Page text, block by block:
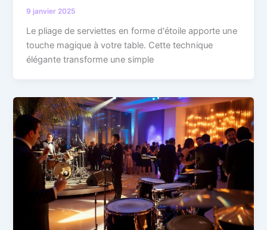
9 janvier 2025
Le pliage de serviettes en forme d'étoile apporte une
touche magique à votre table. Cette technique
élégante transforme une simple